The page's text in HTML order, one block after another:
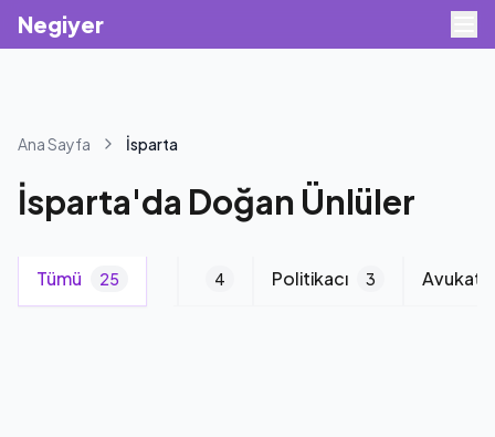
Negiyer
Ana Sayfa İsparta
İsparta'da Doğan Ünlüler
Tümü 25
Şarkıcı 4 Politikacı 3 Avukat